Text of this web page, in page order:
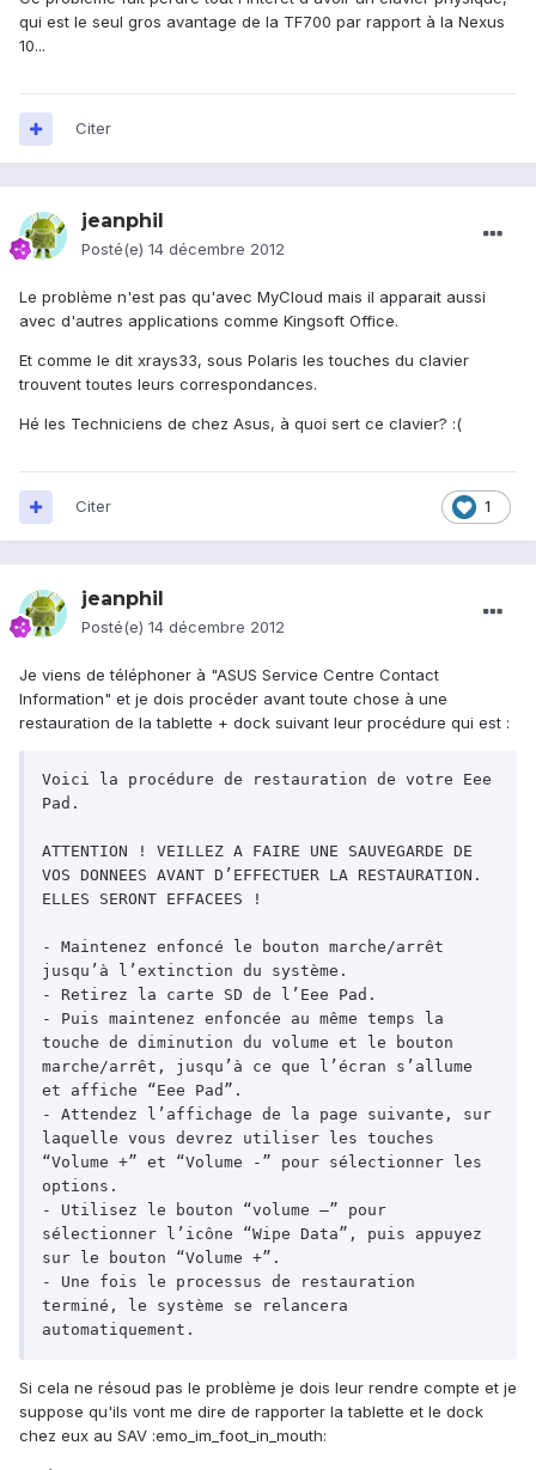
qui est le seul gros avantage de la TF700 par rapport à la Nexus
10...
Citer
jeanphil
Posté(e) 14 décembre 2012
Le problème n'est pas qu'avec MyCloud mais il apparait aussi
avec d'autres applications comme Kingsoft Office.
Et comme le dit xrays33, sous Polaris les touches du clavier
trouvent toutes leurs correspondances.
Hé les Techniciens de chez Asus, à quoi sert ce clavier? :(
1
Citer
jeanphil
Posté(e) 14 décembre 2012
Je viens de téléphoner à "ASUS Service Centre Contact
Information" et je dois procéder avant toute chose à une
restauration de la tablette + dock suivant leur procédure qui est :
Voici la procédure de restauration de votre Eee
Pad.
ATTENTION ! VEILLEZ A FAIRE UNE SAUVEGARDE DE
VOS DONNEES AVANT D’EFFECTUER LA RESTAURATION.
ELLES SERONT EFFACEES !
- Maintenez enfoncé le bouton marche/arrêt
jusqu’à l’extinction du système.
- Retirez la carte SD de l’Eee Pad.
- Puis maintenez enfoncée au même temps la
touche de diminution du volume et le bouton
marche/arrêt, jusqu’à ce que l’écran s’allume
et affiche “Eee Pad”.
- Attendez l’affichage de la page suivante, sur
laquelle vous devrez utiliser les touches
“Volume +” et “Volume -” pour sélectionner les
options.
- Utilisez le bouton “volume –” pour
sélectionner l’icône “Wipe Data”, puis appuyez
sur le bouton “Volume +”.
- Une fois le processus de restauration
terminé, le système se relancera
Si cela ne résoud pas le problème je dois leur rendre compte et je
suppose qu'ils vont me dire de rapporter la tablette et le dock
chez eux au SAV :emo_im_foot_in_mouth: